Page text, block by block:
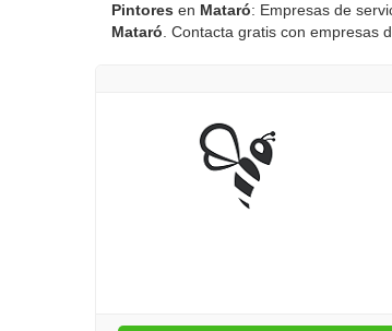
Pintores en Mataró: Empresas de
Mataró . Contacta gratis con empresas